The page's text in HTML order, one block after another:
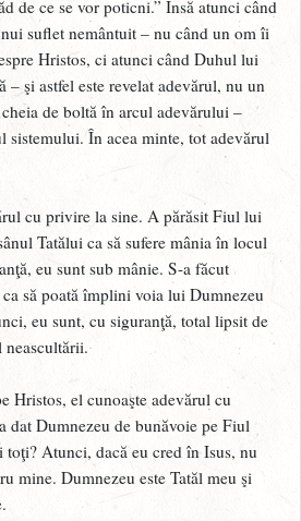
de ce se vor poticni.” Însă atunci când
suflet nemântuit – nu când un om îi
Hristos, ci atunci când Duhul lui
– şi astfel este revelat adevărul, nu un
cheia de boltă în arcul adevărului –
sistemului. În acea minte, tot adevărul
cu privire la sine. A părăsit Fiul lui
Tatălui ca să sufere mânia în locul
eu sunt sub mânie. S-a făcut
să poată împlini voia lui Dumnezeu
eu sunt, cu siguranţă, total lipsit de
Hristos, el cunoaşte adevărul cu
dat Dumnezeu de bunăvoie pe Fiul
toţi? Atunci, dacă eu cred în Isus, nu
mine. Dumnezeu este Tatăl meu şi